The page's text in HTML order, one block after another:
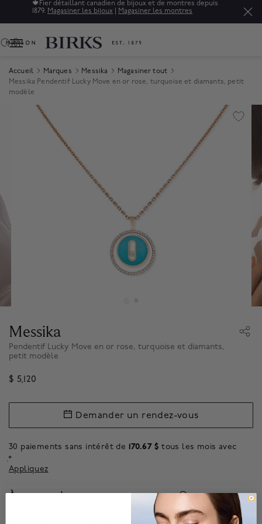
🍁 Fier détaillant canadien de bijoux et de montres depuis
1879. Magasiner les bijoux Magasiner les montres
0
Accueil Marques Messika
Magasiner tout
Messika Pendentif Lucky Move en or rose, turquoise et diamants, petit
modèle
Product Images
Messika
Pendentif Lucky Move en or rose, turquoise et diamants,
petit modèle
$ 5,120
30 paiements sans intérêt de 170.67 $ tous les mois avec
.*
Appliquez
Demander un rendez-vous
À propos de
Lucky Move, la toute première collection de Messika avec qui